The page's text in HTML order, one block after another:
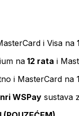
i Visa na
na 12 rata i
i MasterCard na
WSPay sustava